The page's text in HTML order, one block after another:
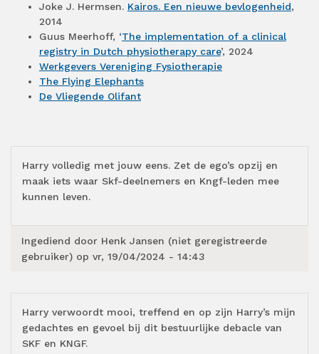
Joke J. Hermsen. Kairos. Een nieuwe bevlogenheid,
2014
Guus Meerhoff, ‘The implementation of a clinical
registry in Dutch physiotherapy care’, 2024
Werkgevers Vereniging Fysiotherapie
The Flying Elephants
De Vliegende Olifant
Harry volledig met jouw eens. Zet de ego’s opzij en
maak iets waar Skf-deelnemers en Kngf-leden mee
kunnen leven.
Ingediend door Henk Jansen (niet geregistreerde
gebruiker) op vr, 19/04/2024 - 14:43
Harry verwoordt mooi, treffend en op zijn Harry’s mijn
gedachtes en gevoel bij dit bestuurlijke debacle van
SKF en KNGF.